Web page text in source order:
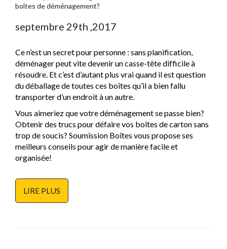
boîtes de déménagement?
septembre 29th ,2017
Ce n’est un secret pour personne : sans planification,
déménager peut vite devenir un casse-tête difficile à
résoudre. Et c’est d’autant plus vrai quand il est question
du déballage de toutes ces boîtes qu’il a bien fallu
transporter d’un endroit à un autre.
Vous aimeriez que votre déménagement se passe bien?
Obtenir des trucs pour défaire vos boîtes de carton sans
trop de soucis? Soumission Boîtes vous propose ses
meilleurs conseils pour agir de manière facile et
organisée!
LIRE PLUS